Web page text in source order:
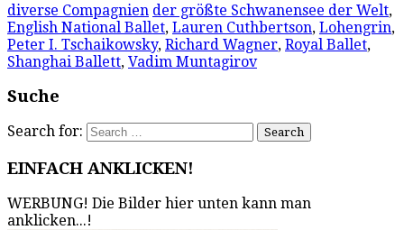
diverse Compagnien der größte Schwanensee der Welt,
English National Ballet, Lauren Cuthbertson, Lohengrin,
Peter I. Tschaikowsky, Richard Wagner, Royal Ballet,
Shanghai Ballett, Vadim Muntagirov
Suche
Search for:
EINFACH ANKLICKEN!
WERBUNG! Die Bilder hier unten kann man
anklicken...!